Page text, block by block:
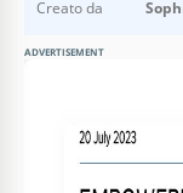
Creato da
ADVERTISEMENT